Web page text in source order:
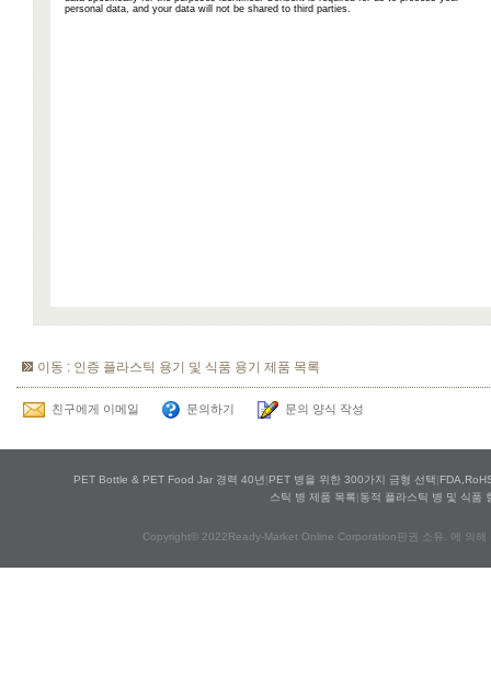
이동 : 인증 플라스틱 용기 및 식품 용기 제품 목록
친구에게 이메일 문의하기 문의 양식 작성
PET Bottle & PET Food Jar 경력 40년 |PET 병을 위한 300가지 금형 선택|
스틱 병 제품 목록|동적 플라스틱 병 및 식품
Copyright© 2022Ready-Market Online Corporation판권 소유. 에 의해